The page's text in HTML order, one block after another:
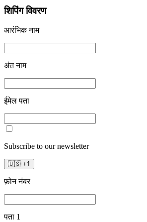
शिपिंग विवरण
आरंभिक नाम
अंत नाम
ईमेल पता
Subscribe to our newsletter
🇺🇸 +1
फ़ोन नंबर
पता 1